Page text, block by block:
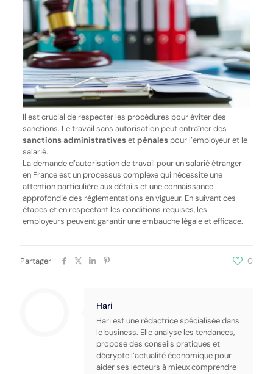
Il est crucial de respecter les procédures pour éviter des
sanctions. Le travail sans autorisation peut entraîner des
sanctions administrativeset pénalespour l’employeur et le
salarié.
La demande d’autorisation de travail pour un salarié étranger
en France est un processus complexe qui nécessite une
attention particulière aux détails et une connaissance
approfondie des réglementations en vigueur. En suivant ces
étapes et en respectant les conditions requises, les
employeurs peuvent garantir une embauche légale et efficace.
Partager 0
Hari
Hari est une rédactrice spécialisée dans
le business. Elle analyse les tendances,
propose des conseils pratiques et
décrypte l’actualité économique pour
aider ses lecteurs à mieux comprendre